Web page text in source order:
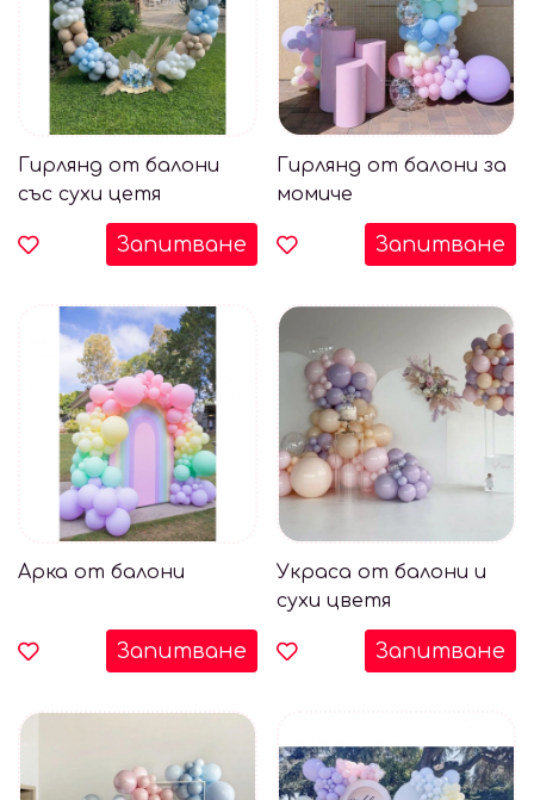
Гирлянд от балони
със сухи цетя
Запитване
Гирлянд от балони за
момиче
Запитване
Арка от балони
Запитване
Украса от балони и
сухи цветя
Запитване